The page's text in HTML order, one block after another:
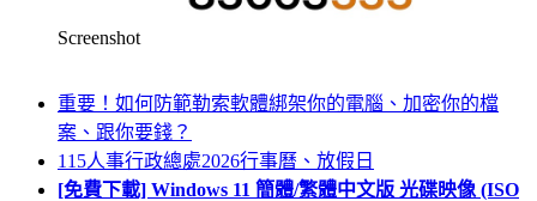
Screenshot
重要！如何防範勒索軟體綁架你的電腦、加密你的檔
案、跟你要錢？
115人事行政總處2026行事曆、放假日
[免費下載] Windows 11 簡體/繁體中文版 光碟映像 (ISO